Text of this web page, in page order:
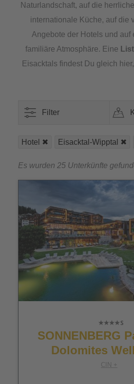
Naturlandschaft, auf die
internationale Küche, auf die
Angebote der Hotels und auf
familiäre Atmosphäre. Eine
Eisacktals findest Du gleich
Filter
Hotel Eisacktal-Wipptal
Es wurden 25 Unterkünfte
SONNENBERG
Dolomites
CIN +